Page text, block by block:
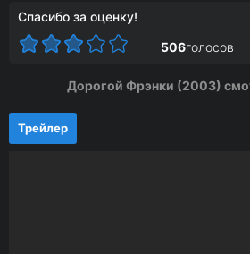
Спасибо за оценку!
506голосов
Дорогой Фрэнки (2003)
Трейлер